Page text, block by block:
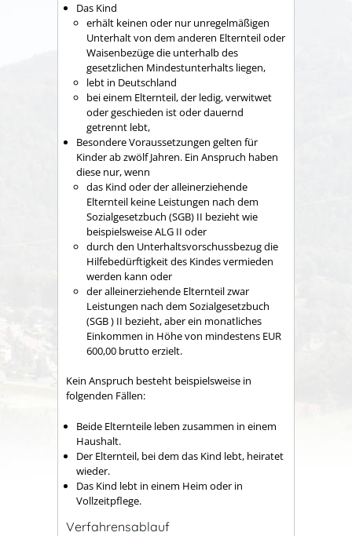
Das Kind
erhält keinen oder nur unregelmäßigen
Unterhalt von dem anderen Elternteil oder
Waisenbezüge die unterhalb des
gesetzlichen Mindestunterhalts liegen,
lebt in Deutschland
bei einem Elternteil, der ledig, verwitwet
oder geschieden ist oder dauernd
getrennt lebt,
Besondere Voraussetzungen gelten für
Kinder ab zwölf Jahren. Ein Anspruch haben
diese nur, wenn
das Kind oder der alleinerziehende
Elternteil keine Leistungen nach dem
Sozialgesetzbuch (SGB) II bezieht wie
beispielsweise ALG II oder
durch den Unterhaltsvorschussbezug die
Hilfebedürftigkeit des Kindes vermieden
werden kann oder
der alleinerziehende Elternteil zwar
Leistungen nach dem Sozialgesetzbuch
(SGB ) II bezieht, aber ein monatliches
Einkommen in Höhe von mindestens EUR
600,00 brutto erzielt.
Kein Anspruch besteht beispielsweise in
folgenden Fällen:
Beide Elternteile leben zusammen in einem
Haushalt.
Der Elternteil, bei dem das Kind lebt, heiratet
wieder.
Das Kind lebt in einem Heim oder in
Vollzeitpflege.
Verfahrensablauf